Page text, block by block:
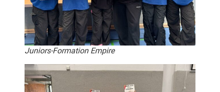
Juniors-Formation Empire